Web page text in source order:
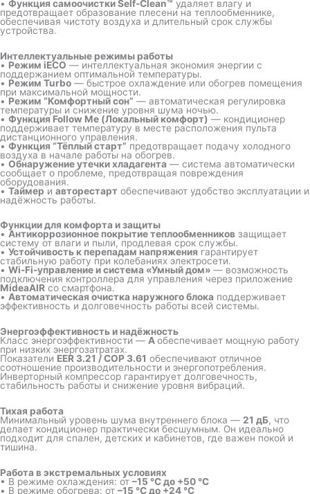
• Функция самоочистки Self-Clean™ удаляет влагу и
предотвращает образование плесени на теплообменнике,
обеспечивая чистоту воздуха и длительный срок службы
устройства.
Интеллектуальные режимы работы
• Режим iECO — интеллектуальная экономия энергии с
поддержанием оптимальной температуры.
• Режим Turbo — быстрое охлаждение или обогрев помещения
при максимальной мощности.
•Режим “Комфортный сон” — автоматическая регулировка
температуры и снижение уровня шума ночью.
• Функция Follow Me (Локальный комфорт) — кондиционер
поддерживает температуру в месте расположения пульта
дистанционного управления.
• Функция “Тёплый старт” предотвращает подачу холодного
воздуха в начале работы на обогрев.
• Обнаружение утечки хладагента — система автоматически
сообщает о проблеме, предотвращая повреждения
оборудования.
• Таймер и авторестарт обеспечивают удобство эксплуатации и
надёжность работы.
Функции для комфорта и защиты
• Антикоррозионное покрытие теплообменников защищает
систему от влаги и пыли, продлевая срок службы.
• Устойчивость к перепадам напряжения гарантирует
стабильную работу при колебаниях электросети.
• Wi-Fi-управление и система «Умный дом» — возможность
подключения контроллера для управления через приложение
MideaAIR со смартфона.
• Автоматическая очистка наружного блока поддерживает
эффективность и долговечность работы всей системы.
Энергоэффективность и надёжность
Класс энергоэффективности — Aобеспечивает мощную работу
при низких энергозатратах.
Показатели EER 3.21 / COP 3.61 обеспечивают отличное
соотношение производительности и энергопотребления.
Инверторный компрессор гарантирует долговечность,
стабильность работы и снижение уровня вибраций.
Тихая работа
Минимальный уровень шума внутреннего блока — 21 дБ, что
делает кондиционер практически бесшумным. Он идеально
подходит для спален, детских и кабинетов, где важен покой и
тишина.
Работа в экстремальных условиях
• В режиме охлаждения: от –15 °C до +50 °C
• В режиме обогрева: от –15 °C до +24 °C